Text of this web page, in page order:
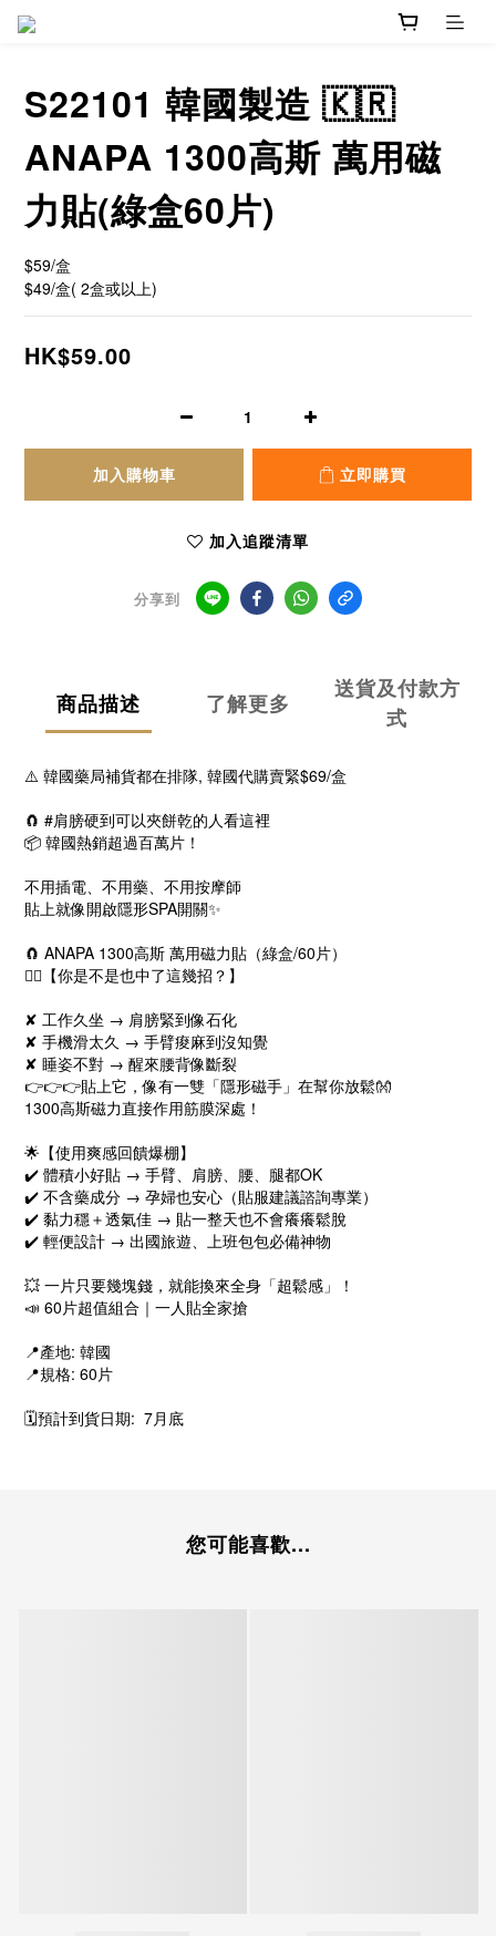
S22101 韓國製造 🇰🇷
ANAPA 1300高斯 萬用磁
力貼(綠盒60片)
$59/盒
$49/盒( 2盒或以上)
HK$59.00
加入購物車 立即購買
加入追蹤清單
分享到
商品描述 了解更多
送貨及付款方
式
⚠️ 韓國藥局補貨都在排隊, 韓國代購賣緊$69/盒
🧲 #肩膀硬到可以夾餅乾的人看這裡
📦 韓國熱銷超過百萬片！
不用插電、不用藥、不用按摩師
貼上就像開啟隱形SPA開關✨
🧲 ANAPA 1300高斯 萬用磁力貼（綠盒/60片）
😵‍💫【你是不是也中了這幾招？】
✘ 工作久坐 → 肩膀緊到像石化
✘ 手機滑太久 → 手臂痠麻到沒知覺
✘ 睡姿不對 → 醒來腰背像斷裂
👉👉👉貼上它，像有一雙「隱形磁手」在幫你放鬆👐
1300高斯磁力直接作用筋膜深處！
🌟【使用爽感回饋爆棚】
✔️ 體積小好貼 → 手臂、肩膀、腰、腿都OK
✔️ 不含藥成分 → 孕婦也安心（貼服建議諮詢專業）
✔️ 黏力穩＋透氣佳 → 貼一整天也不會癢癢鬆脫
✔️ 輕便設計 → 出國旅遊、上班包包必備神物
💥 一片只要幾塊錢，就能換來全身「超鬆感」！
📣 60片超值組合｜一人貼全家搶
📍產地: 韓國
📍規格: 60片
🗓預計到貨日期: 7月底
您可能喜歡...